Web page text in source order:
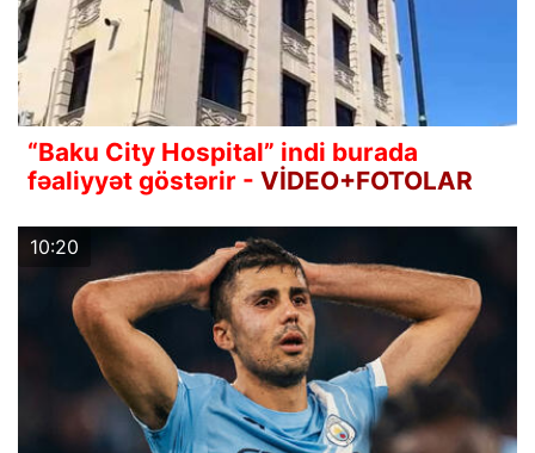
“Baku City Hospital” indi burada
fəaliyyət göstərir - VİDEO+FOTOLAR
10:20